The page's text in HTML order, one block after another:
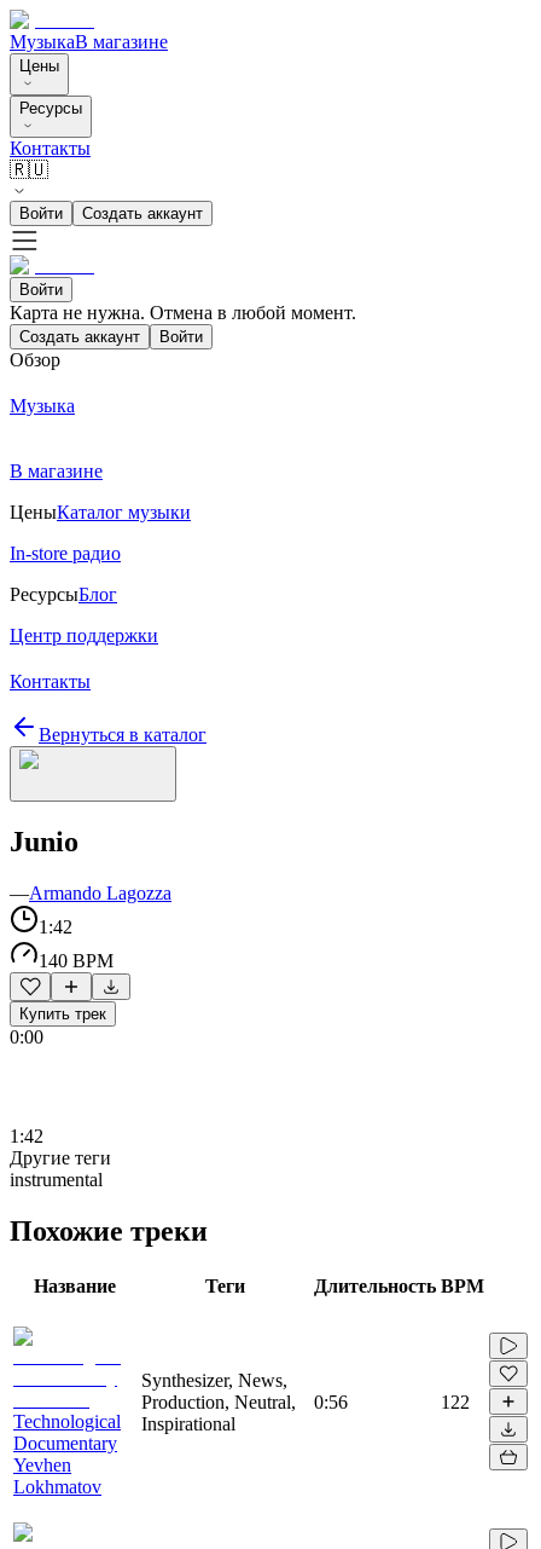
МузыкаВ магазине
Цены
Ресурсы
Контакты
🇷🇺
Войти Создать аккаунт
Войти
Карта не нужна. Отмена в любой момент.
Создать аккаунт Войти
Обзор
Музыка
В магазине
ЦеныКаталог музыки
In-store радио
РесурсыБлог
Центр поддержки
Контакты
Вернуться в каталог
Junio
—Armando Lagozza
1:42
140 BPM
Купить трек
0:00
1:42
Другие теги
instrumental
Похожие треки
Название Теги Длительность BPM
Technological
Documentary
Yevhen
Lokhmatov
Synthesizer, News,
Production, Neutral,
Inspirational
0:56 122